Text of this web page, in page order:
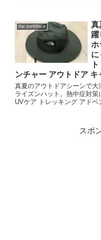
the northface
真
躍
ホ
に
ンチャー アウトドア キ
真夏のアウトドアシーンで
ライズンハット。熱中症対
UVケア トレッキング アド
スポ